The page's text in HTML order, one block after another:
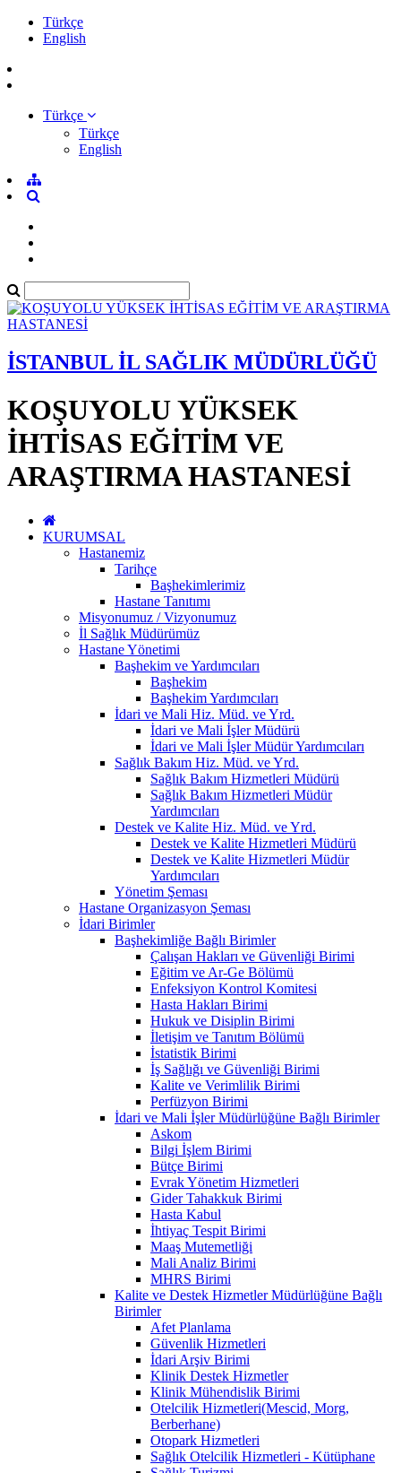
Türkçe
English
Türkçe
Türkçe
English
İSTANBUL İL SAĞLIK MÜDÜRLÜĞÜ
KOŞUYOLU YÜKSEK
İHTİSAS EĞİTİM VE
ARAŞTIRMA HASTANESİ
KURUMSAL
Hastanemiz
Tarihçe
Başhekimlerimiz
Hastane Tanıtımı
Misyonumuz / Vizyonumuz
İl Sağlık Müdürümüz
Hastane Yönetimi
Başhekim ve Yardımcıları
Başhekim
Başhekim Yardımcıları
İdari ve Mali Hiz. Müd. ve Yrd.
İdari ve Mali İşler Müdürü
İdari ve Mali İşler Müdür Yardımcıları
Sağlık Bakım Hiz. Müd. ve Yrd.
Sağlık Bakım Hizmetleri Müdürü
Sağlık Bakım Hizmetleri Müdür
Yardımcıları
Destek ve Kalite Hiz. Müd. ve Yrd.
Destek ve Kalite Hizmetleri Müdürü
Destek ve Kalite Hizmetleri Müdür
Yardımcıları
Yönetim Şeması
Hastane Organizasyon Şeması
İdari Birimler
Başhekimliğe Bağlı Birimler
Çalışan Hakları ve Güvenliği Birimi
Eğitim ve Ar-Ge Bölümü
Enfeksiyon Kontrol Komitesi
Hasta Hakları Birimi
Hukuk ve Disiplin Birimi
İletişim ve Tanıtım Bölümü
İstatistik Birimi
İş Sağlığı ve Güvenliği Birimi
Kalite ve Verimlilik Birimi
Perfüzyon Birimi
İdari ve Mali İşler Müdürlüğüne Bağlı Birimler
Askom
Bilgi İşlem Birimi
Bütçe Birimi
Evrak Yönetim Hizmetleri
Gider Tahakkuk Birimi
Hasta Kabul
İhtiyaç Tespit Birimi
Maaş Mutemetliği
Mali Analiz Birimi
MHRS Birimi
Kalite ve Destek Hizmetler Müdürlüğüne Bağlı
Birimler
Afet Planlama
Güvenlik Hizmetleri
İdari Arşiv Birimi
Klinik Destek Hizmetler
Klinik Mühendislik Birimi
Otelcilik Hizmetleri(Mescid, Morg,
Berberhane)
Otopark Hizmetleri
Sağlık Otelcilik Hizmetleri - Kütüphane